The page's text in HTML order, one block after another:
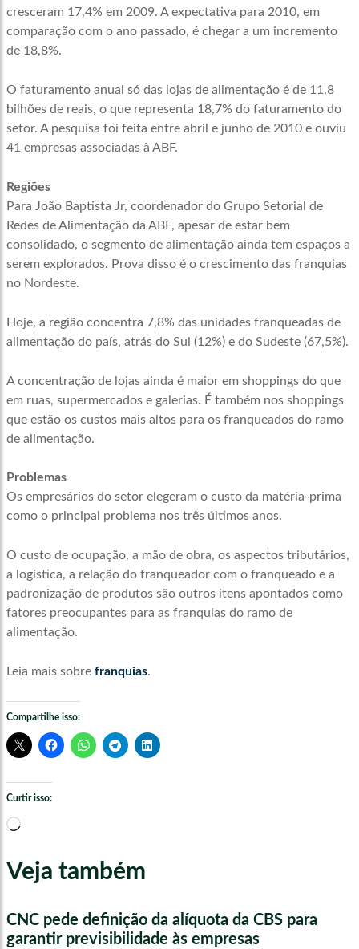
cresceram 17,4% em 2009. A expectativa para 2010, em
comparação com o ano passado, é chegar a um incremento
de 18,8%.
O faturamento anual só das lojas de alimentação é de 11,8
bilhões de reais, o que representa 18,7% do faturamento do
setor. A pesquisa foi feita entre abril e junho de 2010 e ouviu
41 empresas associadas à ABF.
Regiões
Para João Baptista Jr, coordenador do Grupo Setorial de
Redes de Alimentação da ABF, apesar de estar bem
consolidado, o segmento de alimentação ainda tem espaços a
serem explorados. Prova disso é o crescimento das franquias
no Nordeste.
Hoje, a região concentra 7,8% das unidades franqueadas de
alimentação do país, atrás do Sul (12%) e do Sudeste (67,5%).
A concentração de lojas ainda é maior em shoppings do que
em ruas, supermercados e galerias. É também nos shoppings
que estão os custos mais altos para os franqueados do ramo
de alimentação.
Problemas
Os empresários do setor elegeram o custo da matéria-prima
como o principal problema nos três últimos anos.
O custo de ocupação, a mão de obra, os aspectos tributários,
a logística, a relação do franqueador com o franqueado e a
padronização de produtos são outros itens apontados como
fatores preocupantes para as franquias do ramo de
alimentação.
Leia mais sobre franquias.
Compartilhe isso:
Curtir isso:
Carregando...
Veja também
CNC pede definição da alíquota da CBS para
garantir previsibilidade às empresas